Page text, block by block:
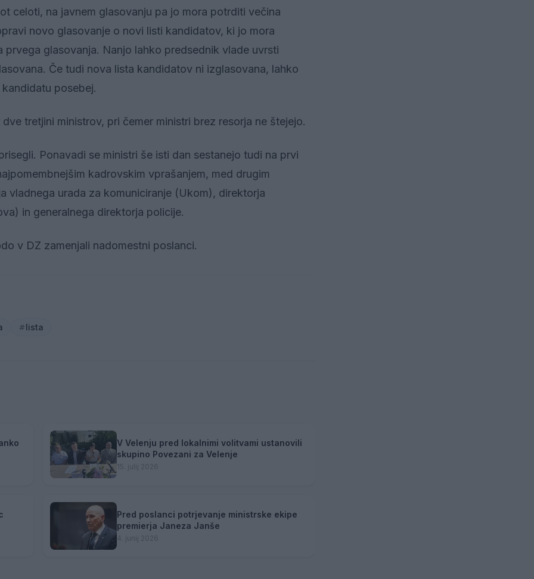
celoti, na javnem glasovanju pa jo mora potrditi večina
novo glasovanje o novi listi kandidatov, ki jo mora
glasovanja. Nanjo lahko predsednik vlade uvrsti
Če tudi nova lista kandidatov ni izglasovana, lahko
posebej.
tretjini ministrov, pri čemer ministri brez resorja ne štejejo.
Ponavadi se ministri še isti dan sestanejo tudi na prvi
kadrovskim vprašanjem, med drugim
vladnega urada za komuniciranje (Ukom), direktorja
in generalnega direktorja policije.
v DZ zamenjali nadomestni poslanci.
lista
V Velenju pred lokalnimi volitvami ustanovili
skupino Povezani za Velenje
15. julij 2026
Pred poslanci potrjevanje ministrske ekipe
premierja Janeza Janše
4. junij 2026